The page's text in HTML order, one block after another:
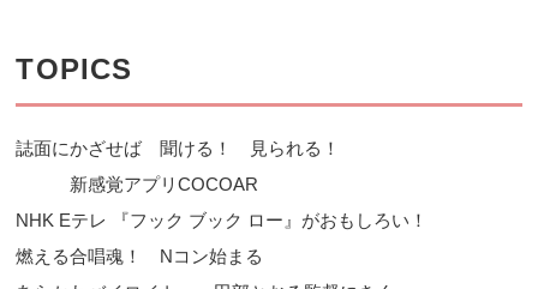
TOPICS
誌面にかざせば 聞ける！ 見られる！
新感覚アプリCOCOAR
NHK Eテレ 『フック ブック ロー』がおもしろい！
燃える合唱魂！ Nコン始まる